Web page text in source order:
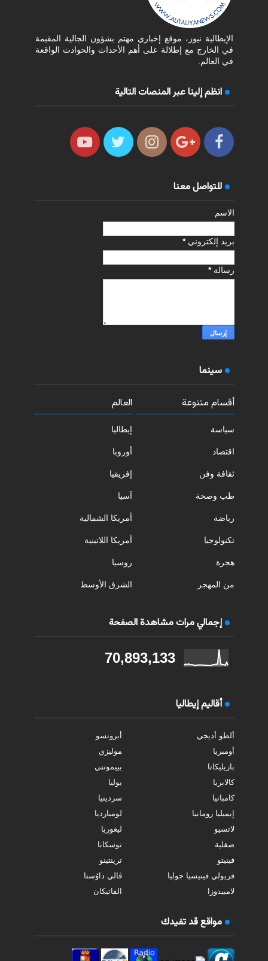
الإيطالية نيوز، موقع إخباري مهتم بشؤون الجالية المقيمة
في الخارج مع إطلالة على أهم الأحداث والحوادث الواقعة
في العالم.
انظم إلينا عبر المنصات التالية
للتواصل معنا
الاسم
بريد إلكتروني*
رسالة*
سينما
أقسام متنوعة
سياسة
اقتصاد
ثقافة وفن
طب وصحة
رياضة
تكنولوجيا
هجرة
من المهجر
العالم
إيطاليا
أوروبا
إفريقيا
آسيا
أمريكا الشمالية
أمريكا اللاتينية
روسيا
الشرق الأوسط
إجمالي مرات مشاهدة الصفحة
70,893,133
أقاليم إيطاليا
ألطو أديجي
أبروتسو
أومبريا
موليزي
بازيليكاتا
بييمونتي
كالابريا
بوليا
كامبانيا
سردينيا
إيميليا رومانيا
لومبارديا
لاتسيو
ليغوريا
صقلية
توسكانا
فينيتو
ترينتينو
فريولي فينيسيا جوليا
ڤالي داوُستا
لامبيدوزا
الفاتيكان
مواقع قد تفيدك